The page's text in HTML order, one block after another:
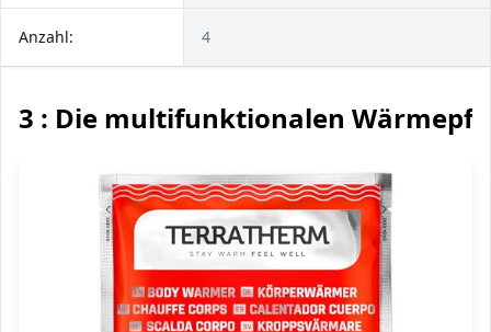
Anzahl: 4
3 : Die multifunktionalen